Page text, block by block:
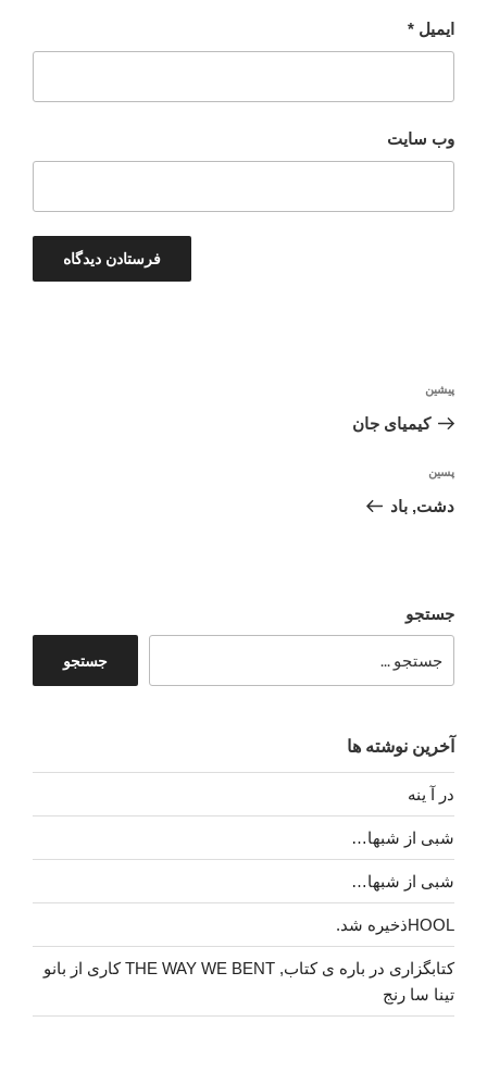
ایمیل *
وب‌ سایت
نوشته
قبلی
پیشین
کیمیای جان
نوشته‌ٔ
بعدی
پسین
دشت, باد
جستجو
جستجو
آخرین نوشته ها
در آ ینه
شبی از شبها…
شبی از شبها…
HOOLذخیره شد.
کتابگزاری در باره ی کتاب, THE WAY WE BENT کاری از بانو
تینا سا رنج